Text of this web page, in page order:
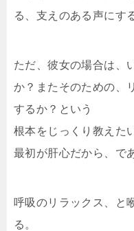
る、支えのある声にす
ただ、彼女の場合は、
か？またそのための、
するか？という
根本をじっくり教えた
最初が肝心だから、で
呼吸のリラックス、と
る。